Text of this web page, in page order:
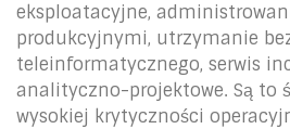
eksploatacyjne,
produkcyjnymi, utrzymanie
teleinformatycznego, serwis
analityczno-projektowe. Są to
wysokiej krytyczności